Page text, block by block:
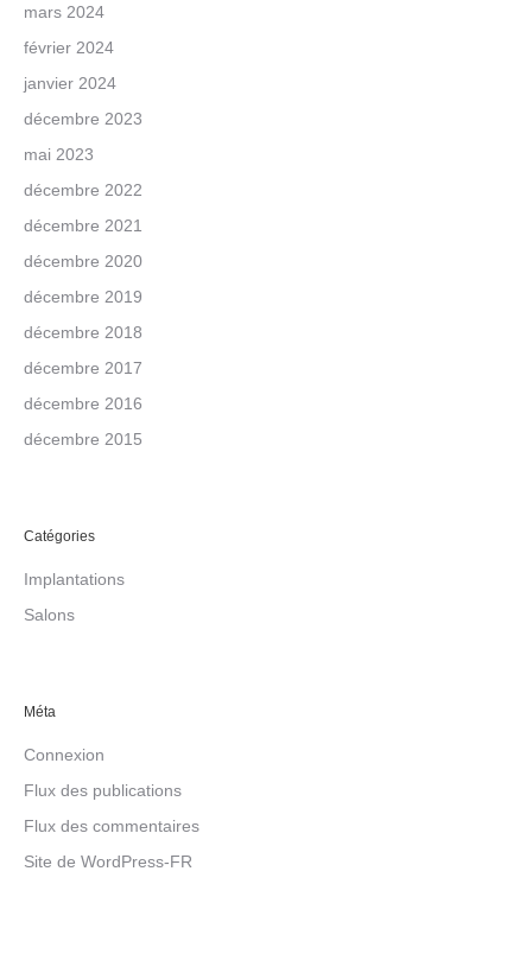
mars 2024
février 2024
janvier 2024
décembre 2023
mai 2023
décembre 2022
décembre 2021
décembre 2020
décembre 2019
décembre 2018
décembre 2017
décembre 2016
décembre 2015
Catégories
Implantations
Salons
Méta
Connexion
Flux des publications
Flux des commentaires
Site de WordPress-FR